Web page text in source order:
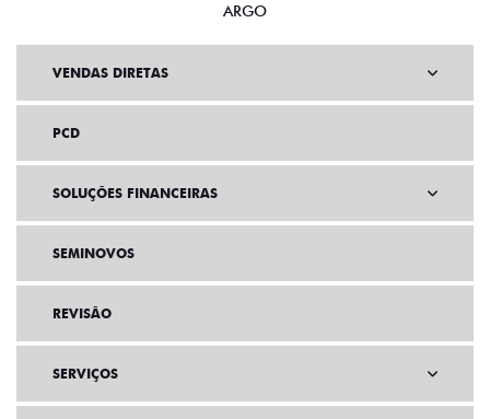
ARGO
VENDAS DIRETAS
PCD
SOLUÇÕES FINANCEIRAS
SEMINOVOS
REVISÃO
SERVIÇOS